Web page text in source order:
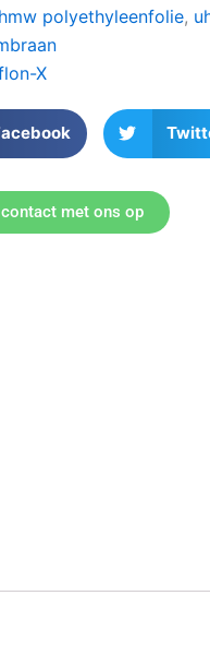
polyethyleenfolie,
X
met ons op